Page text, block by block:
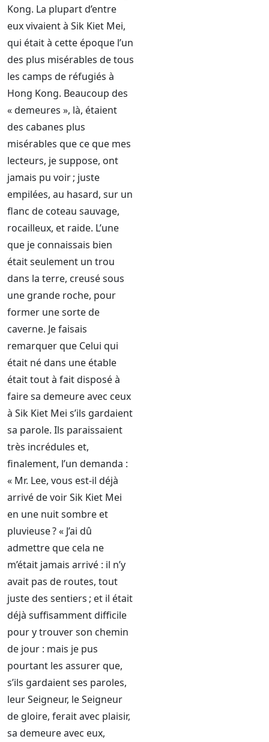
Kong. La plupart d’entre
eux vivaient à Sik Kiet Mei,
qui était à cette époque l’un
des plus misérables de tous
les camps de réfugiés à
Hong Kong. Beaucoup des
« demeures », là, étaient
des cabanes plus
misérables que ce que mes
lecteurs, je suppose, ont
jamais pu voir ; juste
empilées, au hasard, sur un
flanc de coteau sauvage,
rocailleux, et raide. L’une
que je connaissais bien
était seulement un trou
dans la terre, creusé sous
une grande roche, pour
former une sorte de
caverne. Je faisais
remarquer que Celui qui
était né dans une étable
était tout à fait disposé à
faire sa demeure avec ceux
à Sik Kiet Mei s’ils gardaient
sa parole. Ils paraissaient
très incrédules et,
finalement, l’un demanda :
« Mr. Lee, vous est-il déjà
arrivé de voir Sik Kiet Mei
en une nuit sombre et
pluvieuse ? « J’ai dû
admettre que cela ne
m’était jamais arrivé : il n’y
avait pas de routes, tout
juste des sentiers ; et il était
déjà suffisamment difficile
pour y trouver son chemin
de jour : mais je pus
pourtant les assurer que,
s’ils gardaient ses paroles,
leur Seigneur, le Seigneur
de gloire, ferait avec plaisir,
sa demeure avec eux,